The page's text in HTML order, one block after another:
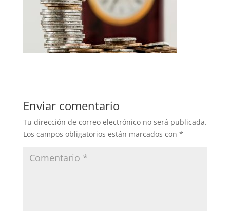
Enviar comentario
Tu dirección de correo electrónico no será publicada.
Los campos obligatorios están marcados con *